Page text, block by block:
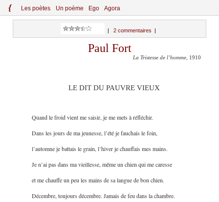
{ Les poètes Un poème Ego Agora
2 commentaires
Paul Fort
La Tristesse de l’homme , 1910
LE DIT DU PAUVRE VIEUX
Quand le froid vient me saisir, je me mets à réfléchir.
Dans les jours de ma jeunesse, l’été je fauchais le foin,
l’automne je battais le grain, l’hiver je chauffais mes mains.
Je n’ai pas dans ma vieillesse, même un chien qui me caresse
et me chauffe un peu les mains de sa langue de bon chien.
Décembre, toujours décembre. Jamais de feu dans la chambre.